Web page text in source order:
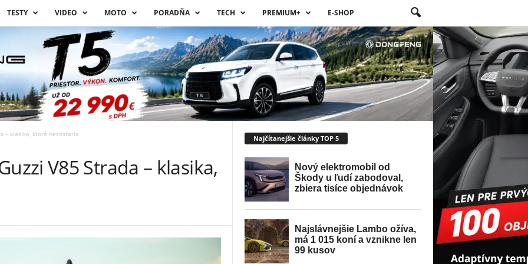
TESTY VIDEO MOTO PORADŇA TECH PREMIUM+ E-SHOP
– klasika, ktorá nezostarla
V85 Strada – klasika,
Najčítanejšie články TOP 5